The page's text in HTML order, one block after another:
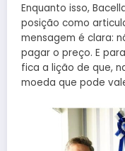
Enquanto isso,
posição como
mensagem é clara:
pagar o preço. E
fica a lição de que,
moeda que pode